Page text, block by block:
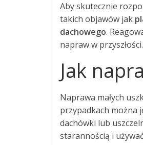
Aby skutecznie
takich objawów jak
dachowego.
napraw w przyszłości.
Jak
Naprawa małych
przypadkach można
dachówki lub
starannością i